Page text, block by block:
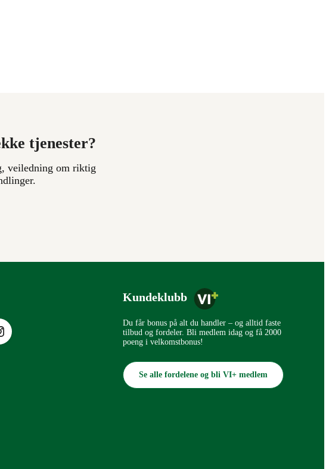
tjenester?
veiledning om riktig
Kundeklubb
Du får bonus på alt du handler – og alltid faste
tilbud og fordeler. Bli medlem idag og få 2000
poeng i velkomstbonus!
Se alle fordelene og bli VI+ medlem